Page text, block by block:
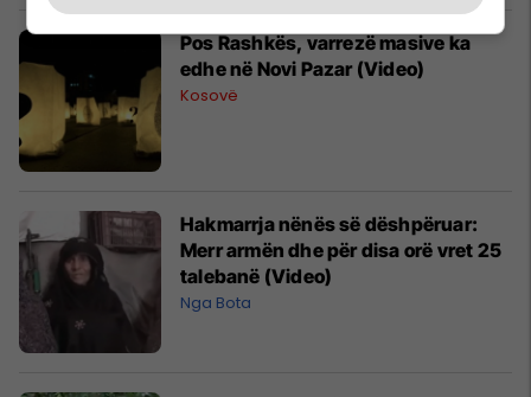
Pos Rashkës, varrezë masive ka
edhe në Novi Pazar (Video)
Kosovë
Hakmarrja nënës së dëshpëruar:
Merr armën dhe për disa orë vret 25
talebanë (Video)
Nga Bota